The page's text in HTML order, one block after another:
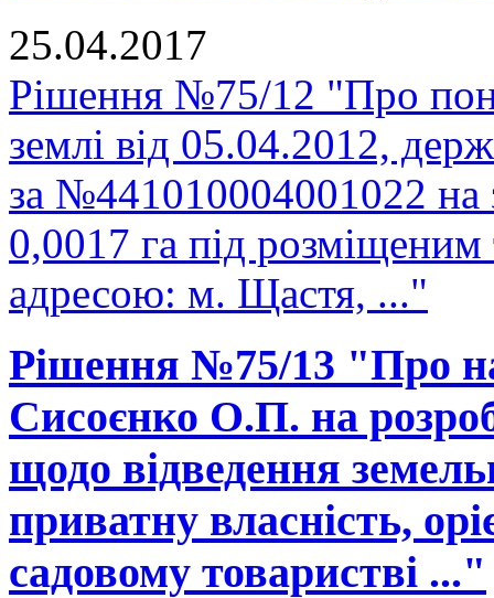
25.04.2017
Рішення №75/12 "Про
землі від 05.04.2012,
за №441010004001022 на
0,0017 га під
адресою: м. Щастя, ..."
Рішення №75/13 "Про
Сисоєнко О.П. на
щодо відведення
приватну власність,
садовому товаристві ..."